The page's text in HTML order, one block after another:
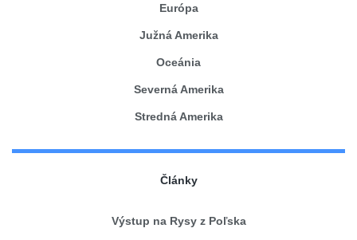
Európa
Južná Amerika
Oceánia
Severná Amerika
Stredná Amerika
Články
Výstup na Rysy z Poľska